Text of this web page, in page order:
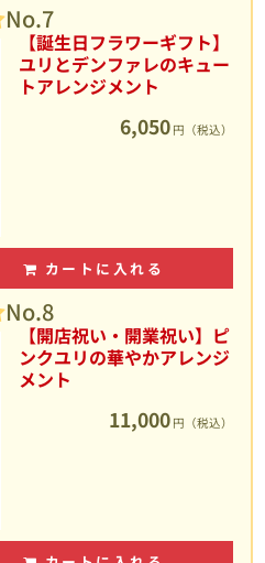
No.7
【誕生日フラワーギフト】
ユリとデンファレのキュー
トアレンジメント
6,050 円（税込）
カートに入れる
No.8
【開店祝い・開業祝い】ピ
ンクユリの華やかアレンジ
メント
11,000 円（税込）